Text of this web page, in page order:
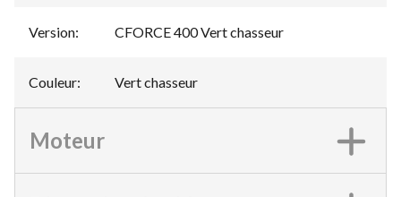
Version: CFORCE 400 Vert chasseur
Couleur: Vert chasseur
Moteur